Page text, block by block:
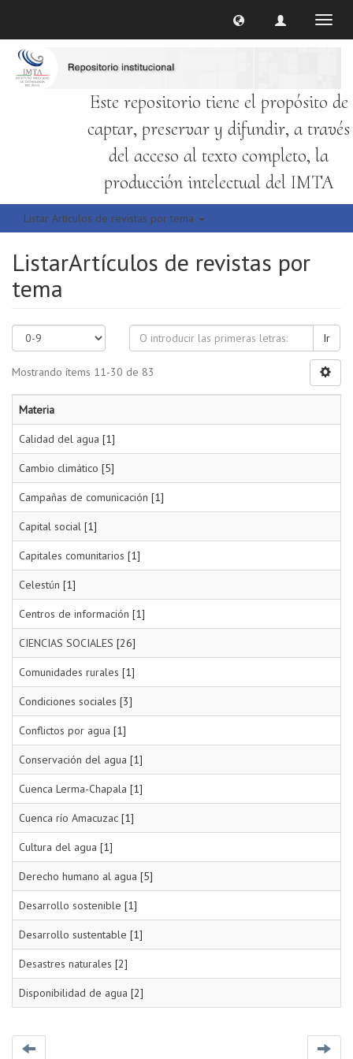
Este repositorio tiene el propósito de
captar, preservar y difundir, a través
del acceso al texto completo, la
producción intelectual del IMTA
Listar Artículos de revistas por tema
ListarArtículos de revistas por
tema
Ir
Mostrando ítems 11-30 de 83
Materia
Calidad del agua [1]
Cambio climático [5]
Campañas de comunicación [1]
Capital social [1]
Capitales comunitarios [1]
Celestún [1]
Centros de información [1]
CIENCIAS SOCIALES [26]
Comunidades rurales [1]
Condiciones sociales [3]
Conflictos por agua [1]
Conservación del agua [1]
Cuenca Lerma-Chapala [1]
Cuenca río Amacuzac [1]
Cultura del agua [1]
Derecho humano al agua [5]
Desarrollo sostenible [1]
Desarrollo sustentable [1]
Desastres naturales [2]
Disponibilidad de agua [2]